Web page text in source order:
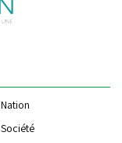
Nation
Société